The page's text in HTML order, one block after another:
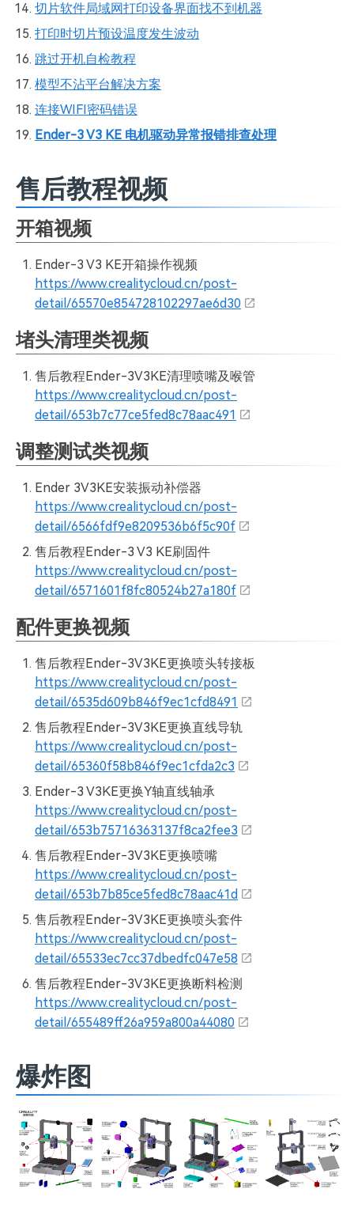
切片软件局域网打印设备界面找不到机器
打印时切片预设温度发生波动
跳过开机自检教程
模型不沾平台解决方案
连接WIFI密码错误
Ender-3 V3 KE 电机驱动异常报错排查处理
售后教程视频
开箱视频
Ender-3 V3 KE开箱操作视频
https://www.crealitycloud.cn/post-
detail/65570e854728102297ae6d30
堵头清理类视频
售后教程Ender-3V3KE清理喷嘴及喉管
https://www.crealitycloud.cn/post-
detail/653b7c77ce5fed8c78aac491
调整测试类视频
Ender 3V3KE安装振动补偿器
https://www.crealitycloud.cn/post-
detail/6566fdf9e8209536b6f5c90f
售后教程Ender-3 V3 KE刷固件
https://www.crealitycloud.cn/post-
detail/6571601f8fc80524b27a180f
配件更换视频
售后教程Ender-3V3KE更换喷头转接板
https://www.crealitycloud.cn/post-
detail/6535d609b846f9ec1cfd8491
售后教程Ender-3V3KE更换直线导轨
https://www.crealitycloud.cn/post-
detail/65360f58b846f9ec1cfda2c3
Ender-3 V3KE更换Y轴直线轴承
https://www.crealitycloud.cn/post-
detail/653b75716363137f8ca2fee3
售后教程Ender-3V3KE更换喷嘴
https://www.crealitycloud.cn/post-
detail/653b7b85ce5fed8c78aac41d
售后教程Ender-3V3KE更换喷头套件
https://www.crealitycloud.cn/post-
detail/65533ec7cc37dbedfc047e58
售后教程Ender-3V3KE更换断料检测
https://www.crealitycloud.cn/post-
detail/655489ff26a959a800a44080
爆炸图